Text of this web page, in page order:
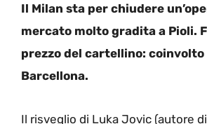
Il Milan sta per chiudere
mercato molto gradita a Pioli.
prezzo del cartellino: coinvolto
Barcellona.
Il risveglio di Luka Jovic (autore